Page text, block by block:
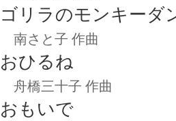
ゴリラのモンキーダ
南さと子 作曲
おひるね
舟橋三十子 作曲
おもいで